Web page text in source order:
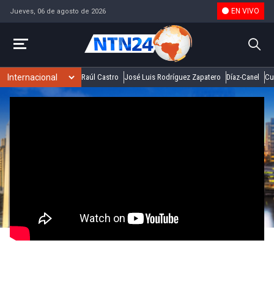
Jueves, 06 de agosto de 2026 EN VIVO
Raúl Castro José Luis Rodríguez Zapatero Díaz-Canel